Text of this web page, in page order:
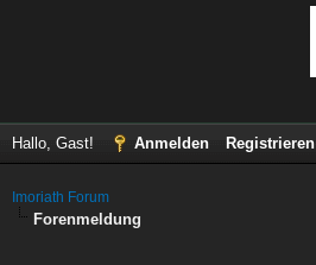
Hallo, Gast! Anmelden Registrieren
Imoriath Forum
Forenmeldung